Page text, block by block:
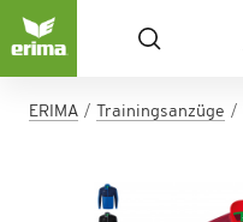
ERIMA Trainingsanzüge